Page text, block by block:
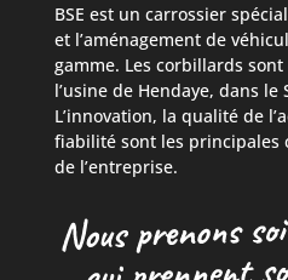
BSE est un carrossier
et l’aménagement de
gamme. Les corbillards
l’usine de Hendaye, dans le
L’innovation, la qualité de
fiabilité sont les principales
de l’entreprise.